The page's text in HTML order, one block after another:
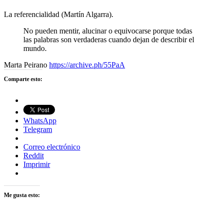
La referencialidad (Martín Algarra).
No pueden mentir, alucinar o equivocarse porque todas
las palabras son verdaderas cuando dejan de describir el
mundo.
Marta Peirano https://archive.ph/55PaA
Comparte esto:
WhatsApp
Telegram
Correo electrónico
Reddit
Imprimir
Me gusta esto: